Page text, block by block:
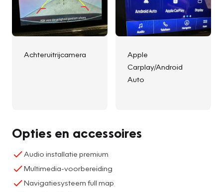
Achteruitrijcamera
Apple
Carplay/Android
Auto
Opties en accessoires
Audio installatie premium
Multimedia-voorbereiding
Navigatiesysteem full map